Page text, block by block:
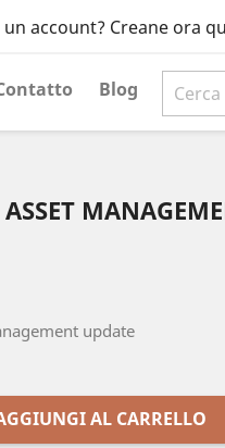
account? Creane ora
Blog
update
AL CARRELLO